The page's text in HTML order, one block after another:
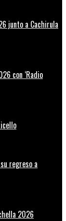
junto a Cachirula
con ‘Radio
regreso a
2026